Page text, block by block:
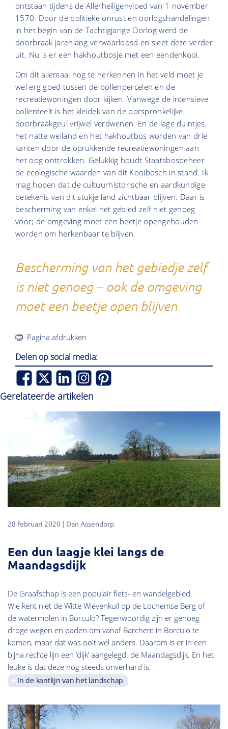
ontstaan tijdens de Allerheiligenvloed van 1 november
1570. Door de politieke onrust en oorlogshandelingen
in het begin van de Tachtigjarige Oorlog werd de
doorbraak jarenlang verwaarloosd en sleet deze verder
uit. Nu is er een hakhoutbosje met een eendenkooi.
Om dit allemaal nog te herkennen in het veld moet je
wel erg goed tussen de bollenpercelen en de
recreatiewoningen door kijken. Vanwege de intensieve
bollenteelt is het kleidek van de oorspronkelijke
doorbraakgeul vrijwel verdwenen. En de lage duintjes,
het natte weiland en het hakhoutbos worden van drie
kanten door de oprukkende recreatiewoningen aan
het oog onttrokken. Gelukkig houdt Staatsbosbeheer
de ecologische waarden van dit Kooibosch in stand. Ik
mag hopen dat de cultuurhistorische en aardkundige
betekenis van dit stukje land zichtbaar blijven. Daar is
bescherming van enkel het gebied zelf niet genoeg
voor; de omgeving moet een beetje opengehouden
worden om herkenbaar te blijven.
Bescherming van het gebiedje zelf
is niet genoeg – ook de omgeving
moet een beetje open blijven
Pagina afdrukken
Delen op social media:
Gerelateerde artikelen
28 februari 2020 Dan Assendorp
Een dun laagje klei langs de
Maandagsdijk
De Graafschap is een populair fiets- en wandelgebied.
Wie kent niet de Witte Wievenkuil op de Lochemse Berg of
de watermolen in Borculo? Tegenwoordig zijn er genoeg
droge wegen en paden om vanaf Barchem in Borculo te
komen, maar dat was ooit wel anders. Daarom is er in een
bijna rechte lijn een ‘dijk’ aangelegd: de Maandagsdijk. En het
leuke is dat deze nog steeds onverhard is.
In de kantlijn van het landschap